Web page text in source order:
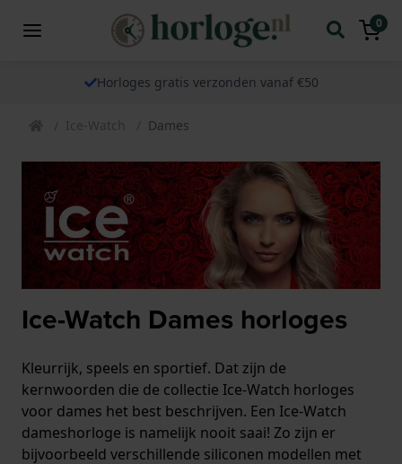
0
Horloges gratis verzonden vanaf €50
Ice-Watch Dames
Ice-Watch Dames horloges
Kleurrijk, speels en sportief. Dat zijn de
kernwoorden die de collectie Ice-Watch horloges
voor dames het best beschrijven. Een Ice-Watch
dameshorloge is namelijk nooit saai! Zo zijn er
bijvoorbeeld verschillende siliconen modellen met